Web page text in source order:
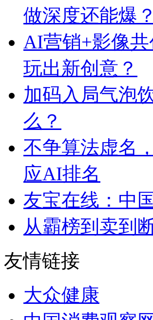
做深度还能爆？
AI营销+影像
玩出新创意？
加码入局气泡
么？
不争算法虚名
应AI排名
友宝在线：中
从霸榜到卖到
友情链接
大众健康